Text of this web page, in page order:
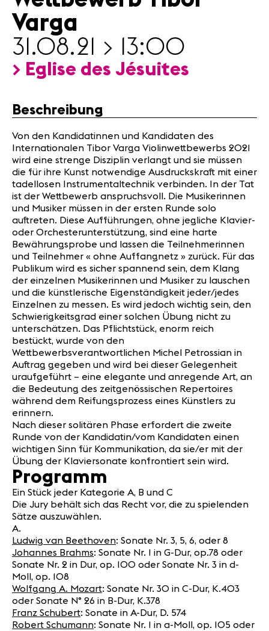
News
Partner
News
Konzerte
Medien
Presse
Jobs
Über uns
Impressum
Kontakt
Varga
31.08.21 > 13:00
> Eglise des Jésuites
Beschreibung
Von den Kandidatinnen und Kandidaten des
Internationalen Tibor Varga Violinwettbewerbs 2021
wird eine strenge Disziplin verlangt und sie müssen
die für ihre Kunst notwendige Ausdruckskraft mit einer
tadellosen Instrumentaltechnik verbinden. In der Tat
ist der Wettbewerb anspruchsvoll. Die Musikerinnen
und Musiker müssen in der ersten Runde solo
auftreten. Diese Aufführungen, ohne jegliche Klavier-
oder Orchesterunterstützung, sind eine harte
Bewährungsprobe und lassen die Teilnehmerinnen
und Teilnehmer « ohne Auffangnetz » zurück. Für das
Publikum wird es sicher spannend sein, dem Klang
der einzelnen Musikerinnen und Musiker zu lauschen
und die künstlerische Eigenständigkeit jeder/jedes
Einzelnen zu messen. Es wird jedoch wichtig sein, den
Schwierigkeitsgrad einer solchen Übung nicht zu
unterschätzen. Das Pflichtstück, enorm reich
bestückt, wurde von den
Wettbewerbsverantwortlichen Michel Petrossian in
Auftrag gegeben und wird bei dieser Gelegenheit
uraufgeführt – eine elegante und anregende Art, an
die Bedeutung des zeitgenössischen Repertoires
während dem Reifungsprozess eines Künstlers zu
erinnern.
Nach dieser solitären Phase erfordert die zweite
Runde von der Kandidatin/vom Kandidaten einen
wichtigen Sinn für Kommunikation, da sie/er mit der
Übung der Klaviersonate konfrontiert sein wird.
Programm
Ein Stück jeder Kategorie A, B und C
Die Jury behält sich das Recht vor, die zu spielenden
Sätze auszuwählen.
A.
Ludwig van Beethoven: Sonate Nr. 3, 5, 6, oder 8
Johannes Brahms: Sonate Nr. 1 in G-Dur, op.78 oder
Sonate Nr. 2 in Dur, op. 100 oder Sonate Nr. 3 in d-
Moll, op. 108
Wolfgang A. Mozart: Sonate Nr. 30 in C-Dur, K.403
oder Sonate N° 26 in B-Dur, K.378
Franz Schubert: Sonate in A-Dur, D. 574
Robert Schumann: Sonate Nr. 1 in a-Moll, op. 105 oder